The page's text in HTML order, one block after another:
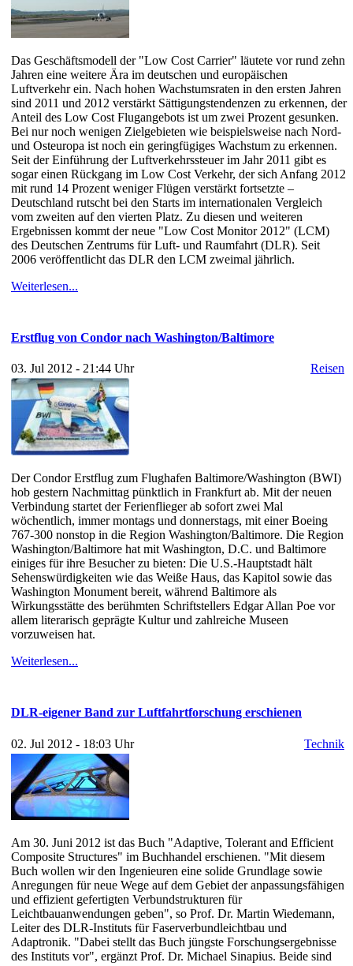
Das Geschäftsmodell der "Low Cost Carrier" läutete vor rund zehn
Jahren eine weitere Ära im deutschen und europäischen
Luftverkehr ein. Nach hohen Wachstumsraten in den ersten Jahren
sind 2011 und 2012 verstärkt Sättigungstendenzen zu erkennen, der
Anteil des Low Cost Flugangebots ist um zwei Prozent gesunken.
Bei nur noch wenigen Zielgebieten wie beispielsweise nach Nord-
und Osteuropa ist noch ein geringfügiges Wachstum zu erkennen.
Seit der Einführung der Luftverkehrssteuer im Jahr 2011 gibt es
sogar einen Rückgang im Low Cost Verkehr, der sich Anfang 2012
mit rund 14 Prozent weniger Flügen verstärkt fortsetzte –
Deutschland rutscht bei den Starts im internationalen Vergleich
vom zweiten auf den vierten Platz. Zu diesen und weiteren
Ergebnissen kommt der neue "Low Cost Monitor 2012" (LCM)
des Deutschen Zentrums für Luft- und Raumfahrt (DLR). Seit
2006 veröffentlicht das DLR den LCM zweimal jährlich.
Weiterlesen...
Erstflug von Condor nach Washington/Baltimore
03. Jul 2012 - 21:44 Uhr Reisen
Der Condor Erstflug zum Flughafen Baltimore/Washington (BWI)
hob gestern Nachmittag pünktlich in Frankfurt ab. Mit der neuen
Verbindung startet der Ferienflieger ab sofort zwei Mal
wöchentlich, immer montags und donnerstags, mit einer Boeing
767-300 nonstop in die Region Washington/Baltimore. Die Region
Washington/Baltimore hat mit Washington, D.C. und Baltimore
einiges für ihre Besucher zu bieten: Die U.S.-Hauptstadt hält
Sehenswürdigkeiten wie das Weiße Haus, das Kapitol sowie das
Washington Monument bereit, während Baltimore als
Wirkungsstätte des berühmten Schriftstellers Edgar Allan Poe vor
allem literarisch geprägte Kultur und zahlreiche Museen
vorzuweisen hat.
Weiterlesen...
DLR-eigener Band zur Luftfahrtforschung erschienen
02. Jul 2012 - 18:03 Uhr Technik
Am 30. Juni 2012 ist das Buch "Adaptive, Tolerant and Efficient
Composite Structures" im Buchhandel erschienen. "Mit diesem
Buch wollen wir den Ingenieuren eine solide Grundlage sowie
Anregungen für neue Wege auf dem Gebiet der anpassungsfähigen
und effizient gefertigten Verbundstrukturen für
Leichtbauanwendungen geben", so Prof. Dr. Martin Wiedemann,
Leiter des DLR-Instituts für Faserverbundleichtbau und
Adaptronik. "Dabei stellt das Buch jüngste Forschungsergebnisse
des Instituts vor", ergänzt Prof. Dr. Michael Sinapius. Beide sind